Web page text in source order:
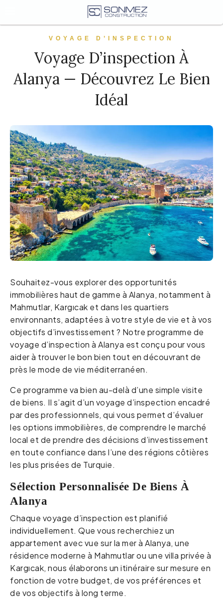
VOYAGE D’INSPECTION
Voyage D’inspection À
Alanya — Découvrez Le Bien
Idéal
Souhaitez-vous explorer des opportunités
immobilières haut de gamme à Alanya, notamment à
Mahmutlar, Kargıcak et dans les quartiers
environnants, adaptées à votre style de vie et à vos
objectifs d’investissement ? Notre programme de
voyage d’inspection à Alanya est conçu pour vous
aider à trouver le bon bien tout en découvrant de
près le mode de vie méditerranéen.
Ce programme va bien au-delà d’une simple visite
de biens. Il s’agit d’un voyage d’inspection encadré
par des professionnels, qui vous permet d’évaluer
les options immobilières, de comprendre le marché
local et de prendre des décisions d’investissement
en toute confiance dans l’une des régions côtières
les plus prisées de Turquie.
Sélection Personnalisée De Biens À
Alanya
Chaque voyage d’inspection est planifié
individuellement. Que vous recherchiez un
appartement avec vue sur la mer à Alanya, une
résidence moderne à Mahmutlar ou une villa privée à
Kargıcak, nous élaborons un itinéraire sur mesure en
fonction de votre budget, de vos préférences et
de vos objectifs à long terme.